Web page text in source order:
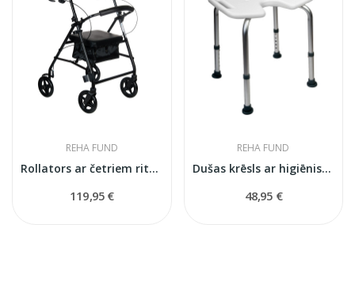
REHA FUND
Rollators ar četriem riteņiem RF-610/CZA
119,95 €
REHA FUND
Dušas krēsls ar higiēnisku izgriezumu RF811
48,95 €